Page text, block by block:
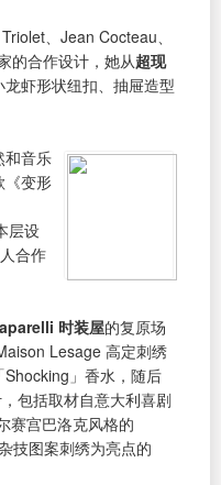
、Jean Cocteau、
的合作设计，她从超现
虾形状纽扣、抽屉造型
和音乐
《变形
层设
合作
时装屋的复原场
Lesage 高定刺绣
」香水，随后
包括取材自意大利喜剧
赛宫巴洛克风格的
技图案刺绣为亮点的